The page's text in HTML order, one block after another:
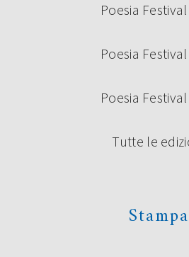
Poesia
Poesia
Poesia
Tutte le
Stampa